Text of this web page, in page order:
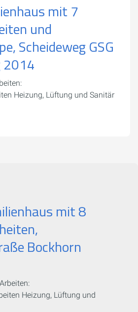
mit 7
und
Scheideweg GSG
2014
Heizung, Lüftung und Sanitär
mit 8
Bockhorn
Heizung, Lüftung und